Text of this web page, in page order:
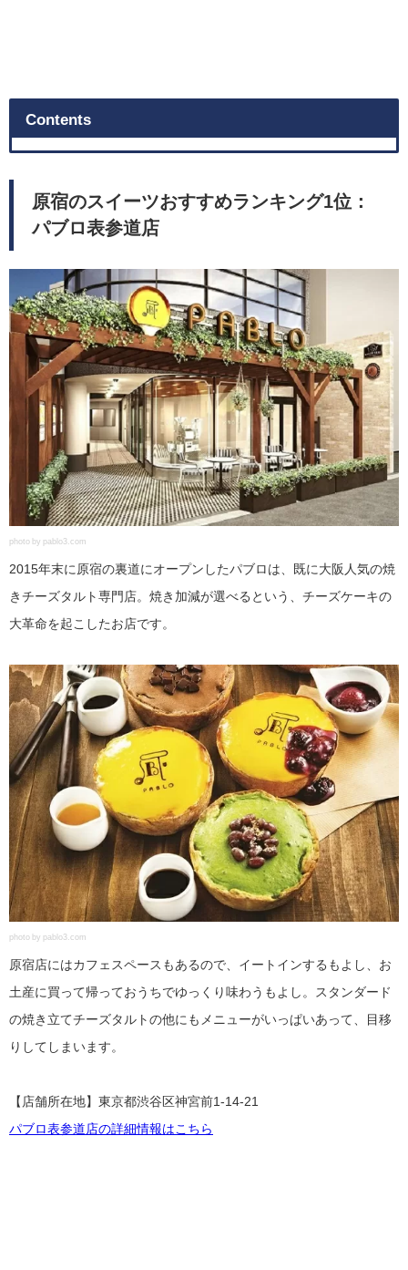
Contents
原宿のスイーツおすすめランキング1位：
パブロ表参道店
photo by pablo3.com
2015年末に原宿の裏道にオープンしたパブロは、既に大阪人気の焼
きチーズタルト専門店。焼き加減が選べるという、チーズケーキの
大革命を起こしたお店です。
photo by pablo3.com
原宿店にはカフェスペースもあるので、イートインするもよし、お
土産に買って帰っておうちでゆっくり味わうもよし。スタンダード
の焼き立てチーズタルトの他にもメニューがいっぱいあって、目移
りしてしまいます。
【店舗所在地】東京都渋谷区神宮前1-14-21
パブロ表参道店の詳細情報はこちら